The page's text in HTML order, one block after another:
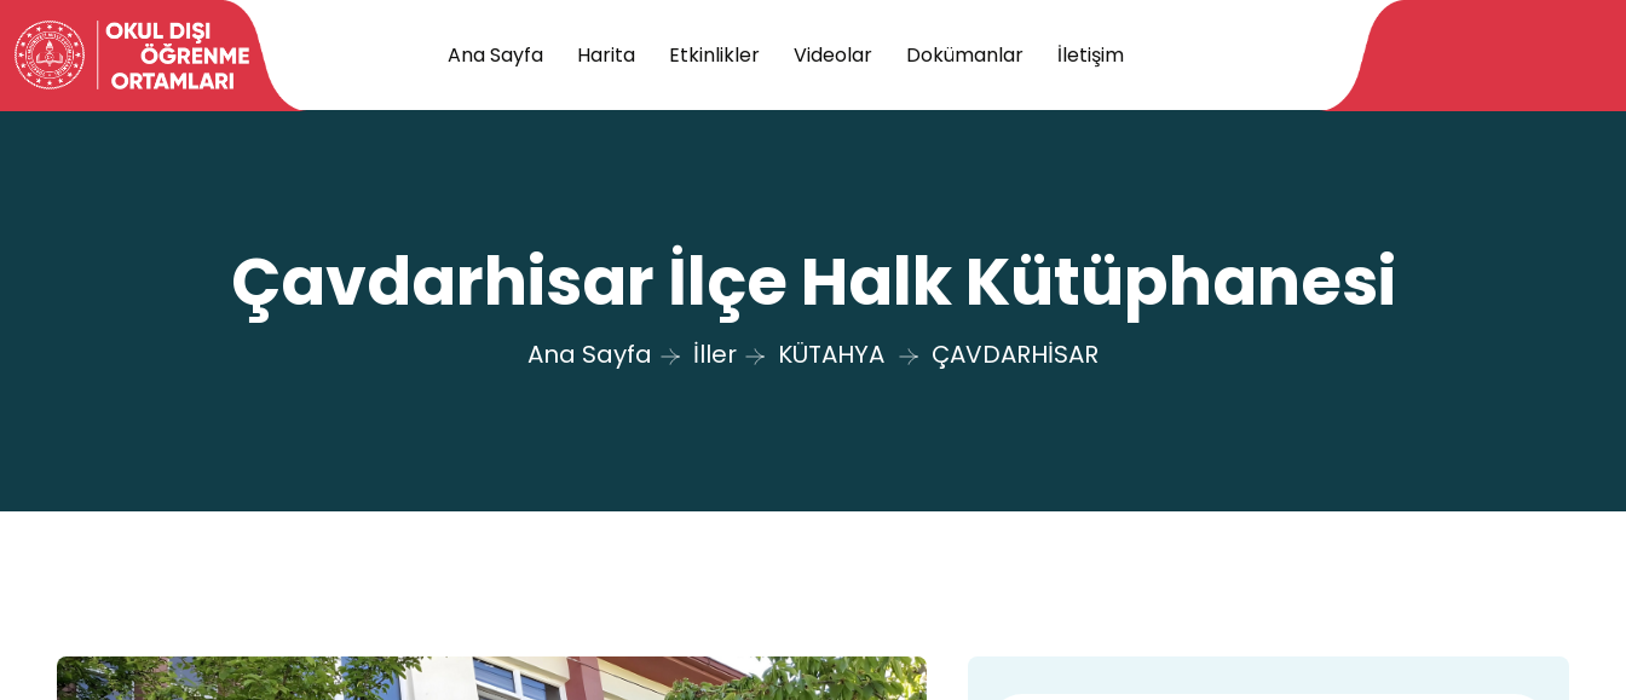
Ana Sayfa Harita Etkinlikler Videolar Dokümanlar İletişim
Çavdarhisar İlçe Halk Kütüphanesi
Ana Sayfa İller KÜTAHYA ÇAVDARHİSAR